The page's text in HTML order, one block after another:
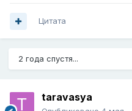
Цитата
2 года спустя...
taravasya